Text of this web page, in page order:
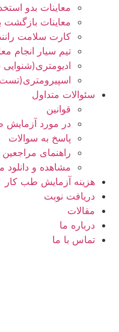
معاینات بدو
معاینات بازگشت
کارت سلامت
تیم سیار انجام
سئوالات متداول
قوانین
در مورد آزمایش
پاسخ به سوالات
راهنمای مراجعین
مشاهده و دانلود
هزینه آزمایش طب کار
دریافت نوبت
مقالات
درباره ما
تماس با ما